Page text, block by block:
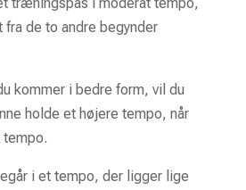
fra de to andre begynder
kommer i bedre form, vil du
holde et højere tempo, når
i et tempo, der ligger lige